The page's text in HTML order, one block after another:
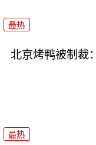
最热
北京烤鸭被制裁
最热